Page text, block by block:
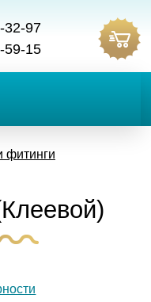
32-97
59-15
фитинги